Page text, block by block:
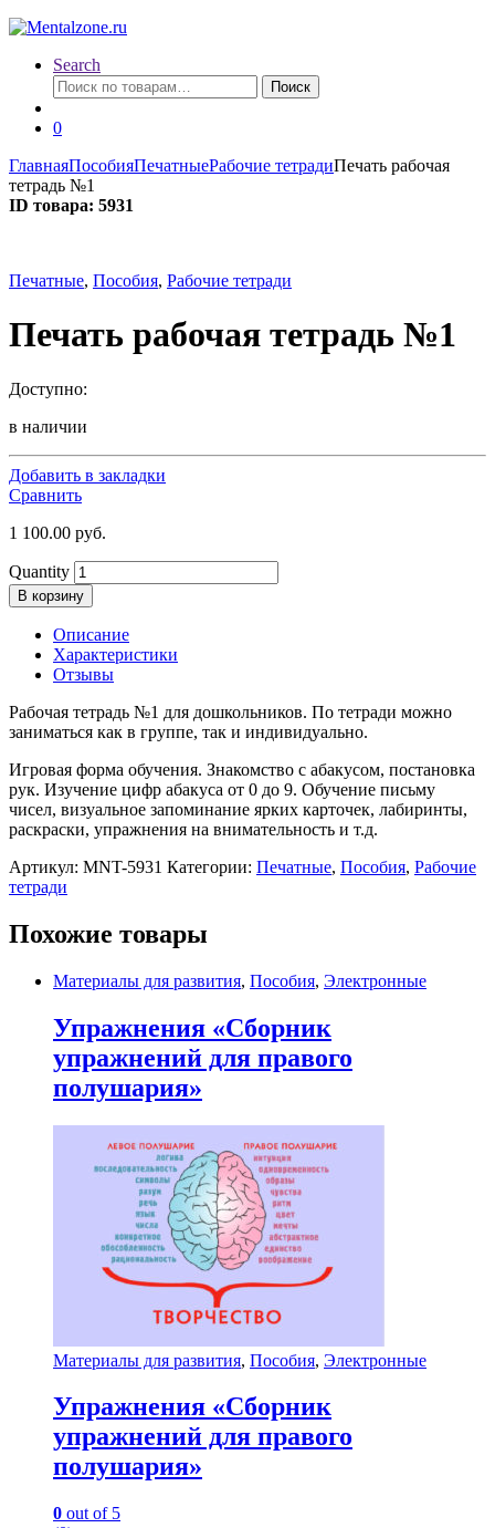
Search
Искать:
Поиск
0
ГлавнаяПособияПечатныеРабочие тетрадиПечать рабочая
тетрадь №1
ID товара: 5931
Печатные, Пособия, Рабочие тетради
Печать рабочая тетрадь №1
Доступно:
в наличии
Добавить в закладки
Сравнить
1 100.00 руб.
Quantity
В корзину
Описание
Характеристики
Отзывы
Рабочая тетрадь №1 для дошкольников. По тетради можно
заниматься как в группе, так и индивидуально.
Игровая форма обучения. Знакомство с абакусом, постановка
рук. Изучение цифр абакуса от 0 до 9. Обучение письму
чисел, визуальное запоминание ярких карточек, лабиринты,
раскраски, упражнения на внимательность и т.д.
Артикул: MNT-5931 Категории: Печатные, Пособия, Рабочие
тетради
Похожие товары
Материалы для развития, Пособия, Электронные
Упражнения «Сборник
упражнений для правого
полушария»
Материалы для развития, Пособия, Электронные
Упражнения «Сборник
упражнений для правого
полушария»
0 out of 5